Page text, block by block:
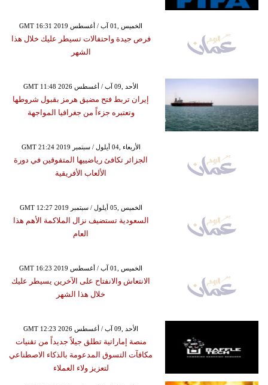
GMT 16:31 2019 الخميس ,01 آب / أغسطس
فرص جيدة واحتفالات تسيطر عليك خلال هذا
الشهر
GMT 11:48 2026 الأحد ,09 آب / أغسطس
إيران تربط فتح مضيق هرمز بقبول شروطها
وتعتبره جزءاً من جغرافيا المواجهة
GMT 21:24 2019 الأربعاء ,04 أيلول / سبتمبر
الجزائر تكافئ رياضييها المتفوقين في دورة
الألعاب الأفريقية
GMT 12:27 2019 الخميس ,05 أيلول / سبتمبر
السعودية تستضيف نزال الملاكمة الأهم هذا
العام
GMT 16:23 2019 الخميس ,01 آب / أغسطس
الانتعاش والانفتاح على الآخرين يسيطر عليك
خلال هذا الشهر
GMT 12:23 2026 الأحد ,09 آب / أغسطس
منصة إماراتية تطلق جيلاً جديداً من تقنيات
مكافآت التسوق المدعومة بالذكاء الاصطناعي
لتعزيز ولاء العملاء